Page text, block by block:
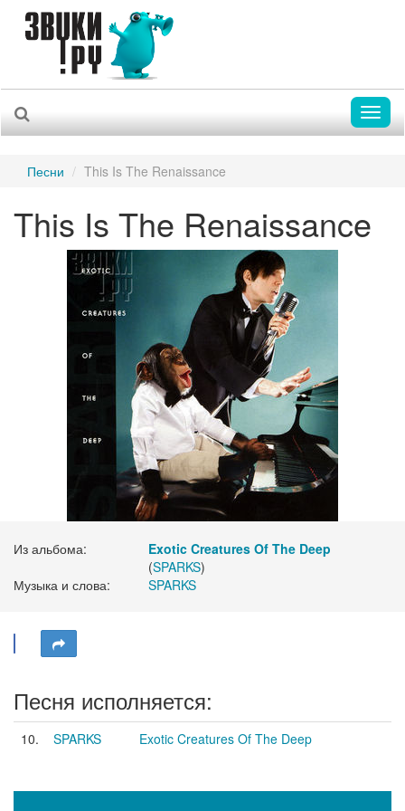
Песни This Is The Renaissance
This Is The Renaissance
Из альбома:
Exotic Creatures Of The Deep
(SPARKS)
Музыка и слова:
SPARKS
Песня исполняется:
10. SPARKS Exotic Creatures Of The Deep